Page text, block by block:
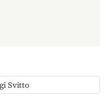
Svitto